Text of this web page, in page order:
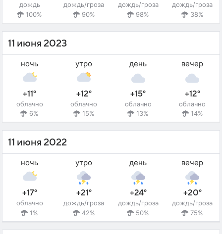
дождь
100%
дождь/гроза
90%
дождь/гроза
98%
дождь/гроза
38%
11 июня 2023
ночь
+11°
облачно
6%
утро
+12°
облачно
15%
день
+15°
облачно
13%
вечер
+12°
облачно
14%
11 июня 2022
ночь
+17°
облачно
1%
утро
+21°
дождь/гроза
42%
день
+24°
дождь/гроза
50%
вечер
+20°
дождь/гроза
75%